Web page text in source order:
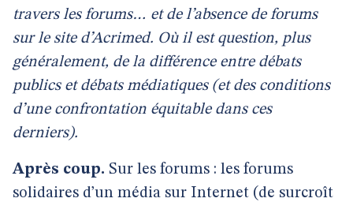
travers les forums… et de l’absence de forums
sur le site d’Acrimed. Où il est question, plus
généralement, de la différence entre débats
publics et débats médiatiques (et des conditions
d’une confrontation équitable dans ces
derniers).
Après coup. Sur les forums : les forums
solidaires d’un média sur Internet (de surcroît